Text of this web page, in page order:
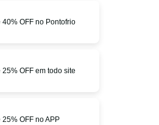
40% OFF no Pontofrio
25% OFF em todo site
25% OFF no APP